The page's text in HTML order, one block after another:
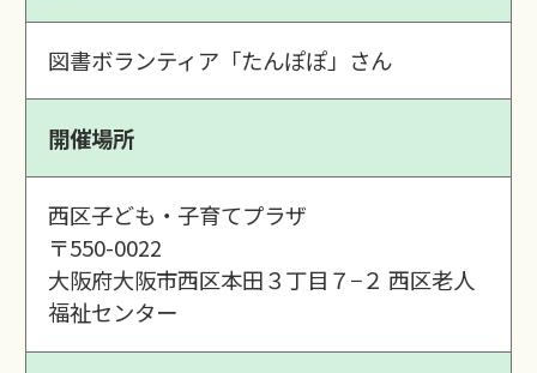
図書ボランティア「たんぽぽ」さん
開催場所
西区子ども・子育てプラザ
〒550-0022
大阪府大阪市西区本田３丁目７−２ 西区老人
福祉センター